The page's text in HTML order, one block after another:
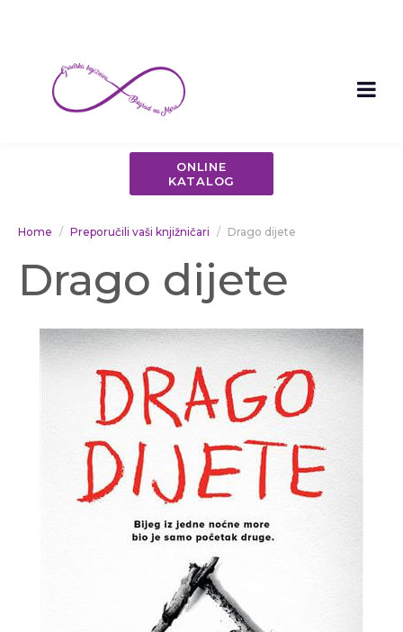
ONLINE
KATALOG
Home Preporučili vaši knjižničari Drago dijete
Drago dijete